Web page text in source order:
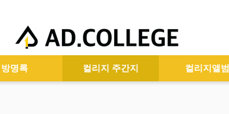
방명록 컬리지 주간지 컬리지앨범